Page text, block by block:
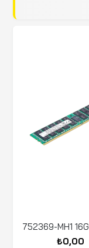
₺0,00